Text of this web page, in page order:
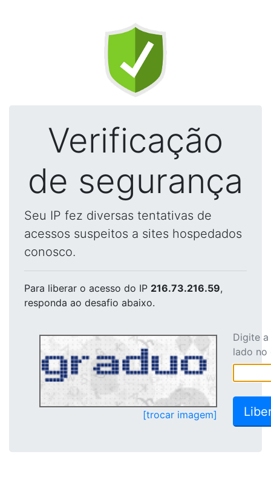
Verificação
de segurança
Seu IP fez diversas tentativas de
acessos suspeitos a sites hospedados
conosco.
Para liberar o acesso do IP 216.73.216.59,
responda ao desafio abaixo.
[trocar imagem]
Digite
lado no